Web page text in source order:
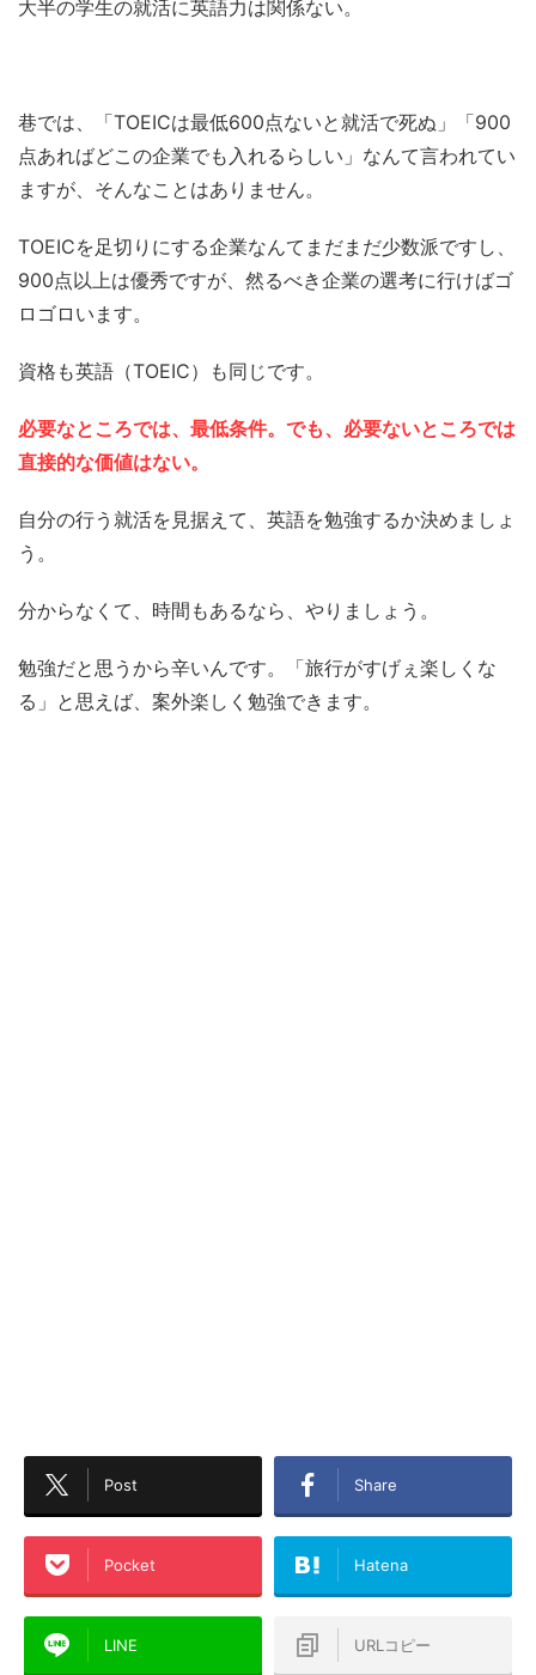
大半の学生の就活に英語力は関係ない。
巷では、「TOEICは最低600点ないと就活で死ぬ」「900
点あればどこの企業でも入れるらしい」なんて言われてい
ますが、そんなことはありません。
TOEICを足切りにする企業なんてまだまだ少数派ですし、
900点以上は優秀ですが、然るべき企業の選考に行けばゴ
ロゴロいます。
資格も英語（TOEIC）も同じです。
必要なところでは、最低条件。でも、必要ないところでは
直接的な価値はない。
自分の行う就活を見据えて、英語を勉強するか決めましょ
う。
分からなくて、時間もあるなら、やりましょう。
勉強だと思うから辛いんです。「旅行がすげぇ楽しくな
る」と思えば、案外楽しく勉強できます。
Post Share
Pocket Hatena
LINE URLコピー